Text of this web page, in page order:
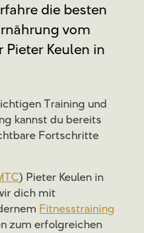
die besten
vom
Pieter Keulen in
Training und
kannst du bereits
Fortschritte
) Pieter Keulen in
dich mit
Fitnesstraining
zum erfolgreichen